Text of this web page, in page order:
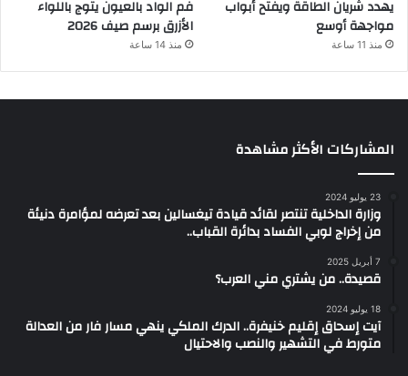
يهدد شريان الطاقة ويفتح أبواب
مواجهة أوسع
منذ 11 ساعة
فم الواد بالعيون يتوج باللواء
الأزرق برسم صيف 2026
منذ 14 ساعة
المشاركات الأكثر مشاهدة
23 يوليو 2024
وزارة الداخلية تنتصر لقائد قيادة تيغسالين بعد تعرضه لمؤامرة دنيئة
من إخراج لوبي الفساد بدائرة القباب..
7 أبريل 2025
قصيدة.. من يشتري مني العرب؟
18 يوليو 2024
آيت إسحاق إقليم خنيفرة.. الدرك الملكي ينهي مسار فار من العدالة
متورط في التشهير والنصب والاحتيال